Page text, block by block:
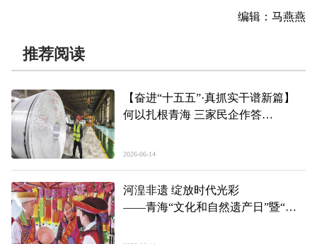
编辑：马燕燕
推荐阅读
【奋进“十五五”·真抓实干谱新篇】
何以扎根青海 三家民企作答
2026-06-14
河湟非遗 绽放时代光彩
——青海“文化和自然遗产日”暨“非